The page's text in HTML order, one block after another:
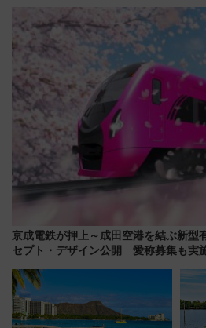
化！安全性や乗り心地の向上に
貢献するだけでなく、全線区で
活躍するための仕組みも
京成電鉄が押上～成田空港を結ぶ新型
セプト・デザイン公開 愛称募集も実